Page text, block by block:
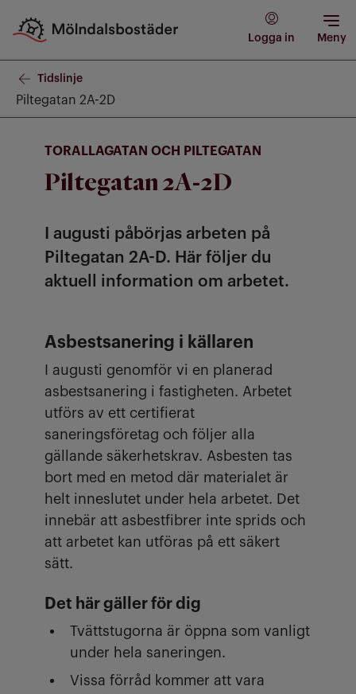
Logga in Meny
Tidslinje
Piltegatan 2A-2D
TORALLAGATAN OCH PILTEGATAN
Piltegatan 2A-2D
I augusti påbörjas arbeten på
Piltegatan 2A-D. Här följer du
aktuell information om arbetet.
Asbestsanering i källaren
I augusti genomför vi en planerad
asbestsanering i fastigheten. Arbetet
utförs av ett certifierat
saneringsföretag och följer alla
gällande säkerhetskrav. Asbesten tas
bort med en metod där materialet är
helt inneslutet under hela arbetet. Det
innebär att asbestfibrer inte sprids och
att arbetet kan utföras på ett säkert
sätt.
Det här gäller för dig
Tvättstugorna är öppna som vanligt
under hela saneringen.
Vissa förråd kommer att vara